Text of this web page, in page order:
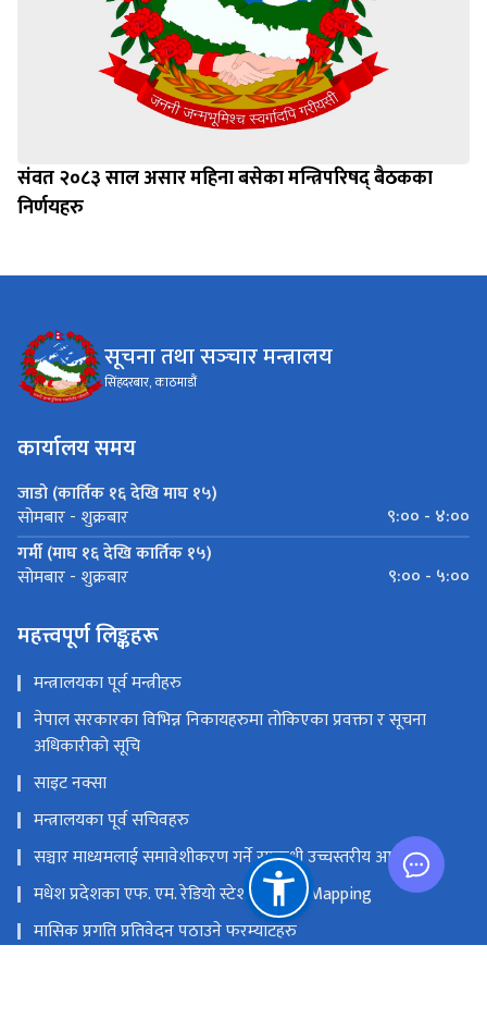
संवत २०८३ साल असार महिना बसेका मन्त्रिपरिषद् बैठकका
निर्णयहरु
सूचना तथा सञ्‍चार मन्त्रालय
सिंहदरबार, काठमाडौं
कार्यालय समय
जाडो (कार्तिक १६ देखि माघ १५)
सोमबार - शुक्रबार
९:०० - ४:००
गर्मी (माघ १६ देखि कार्तिक १५)
सोमबार - शुक्रबार ९:०० - ५:००
महत्त्वपूर्ण लिङ्कहरू
मन्त्रालयका पूर्व मन्त्रीहरु
नेपाल सरकारका विभिन्न निकायहरुमा तोकिएका प्रवक्ता र सूचना
अधिकारीको सूचि
साइट नक्सा
मन्त्रालयका पूर्व सचिवहरु
सञ्चार माध्यमलाई समावेशीकरण गर्ने सम्बन्धी उच्चस्तरीय आयोग
मधेश प्रदेशका एफ. एम. रेडियो स्टेशनको GIS Mapping
मासिक प्रगति प्रतिवेदन पठाउने फरम्याटहरु